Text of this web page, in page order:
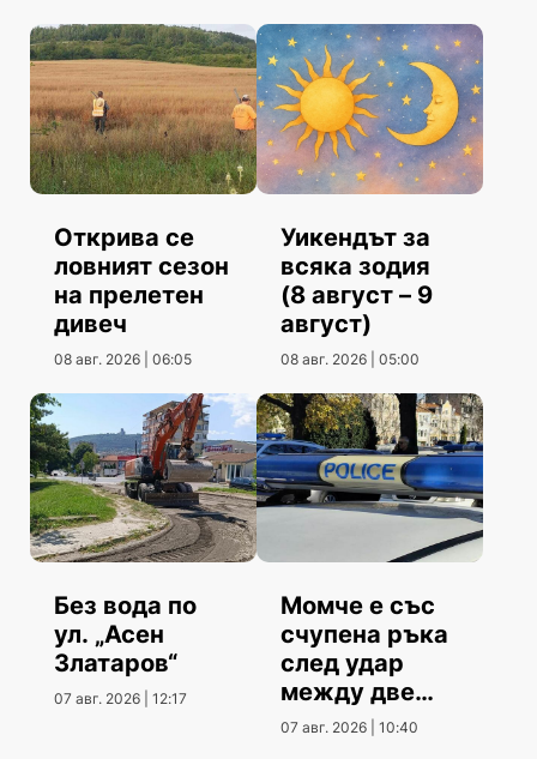
Открива се
ловният сезон
на прелетен
дивеч
08 авг. 2026 | 06:05
Уикендът за
всяка зодия
(8 август – 9
август)
08 авг. 2026 | 05:00
Без вода по
ул. „Асен
Златаров“
07 авг. 2026 | 12:17
Момче е със
счупена ръка
след удар
между две
коли
07 авг. 2026 | 10:40